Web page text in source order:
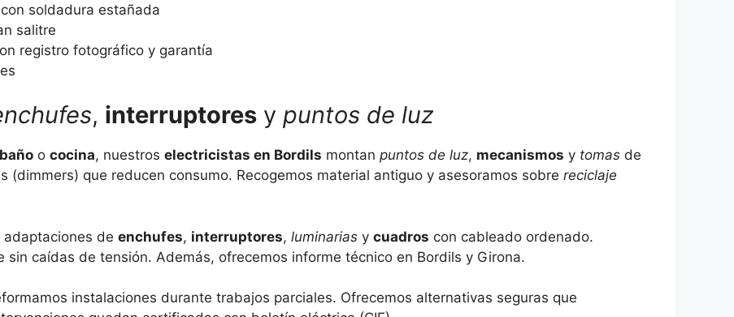
soldadura estañada
salitre
registro fotográfico y garantía
, interruptores y puntos de luz
baño o cocina, nuestros electricistas en Bordils montan puntos de luz, mecanismos y tomas de
(dimmers) que reducen consumo. Recogemos material antiguo y asesoramos sobre reciclaje
adaptaciones de enchufes, interruptores, luminarias y cuadros con cableado ordenado.
sin caídas de tensión. Además, ofrecemos informe técnico en Bordils y Girona.
instalaciones durante trabajos parciales. Ofrecemos alternativas seguras que